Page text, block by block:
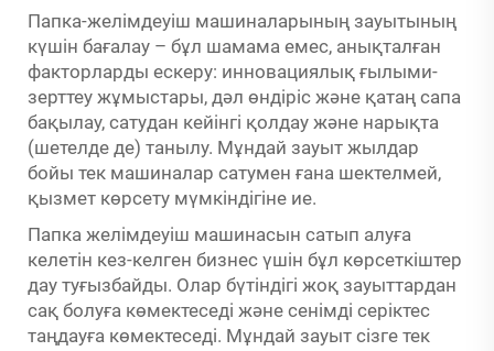
Папка-желімдеуіш машиналарының зауытының
күшін бағалау – бұл шамама емес, анықталған
факторларды ескеру: инновациялық ғылыми-
зерттеу жұмыстары, дәл өндіріс және қатаң сапа
бақылау, сатудан кейінгі қолдау және нарықта
(шетелде де) танылу. Мұндай зауыт жылдар
бойы тек машиналар сатумен ғана шектелмей,
қызмет көрсету мүмкіндігіне ие.
Папка желімдеуіш машинасын сатып алуға
келетін кез-келген бизнес үшін бұл көрсеткіштер
дау туғызбайды. Олар бүтіндігі жоқ зауыттардан
сақ болуға көмектеседі және сенімді серіктес
таңдауға көмектеседі. Мұндай зауыт сізге тек